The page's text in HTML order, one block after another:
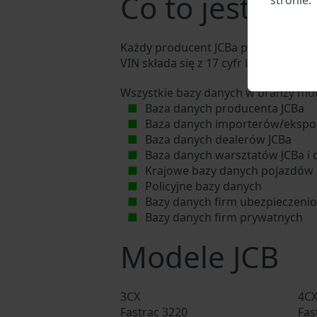
Każdy producent JCBa przypisuje
VIN składa się z 17 cyfr i składa
Wszystkie bazy danych w branży
Baza danych producenta JCBa
Baza danych importerów/
Baza danych dealerów JCBa
Baza danych warsztatów JCBa
Krajowe bazy danych pojazdów
Policyjne bazy danych
Bazy danych firm
Bazy danych firm prywatnych
Modele JCB
3CX 4CX
Fastrac 3220